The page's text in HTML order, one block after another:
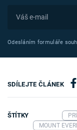
Odesláním formuláře
SDÍLEJTE ČLÁNEK
ŠTÍTKY
MOUNT